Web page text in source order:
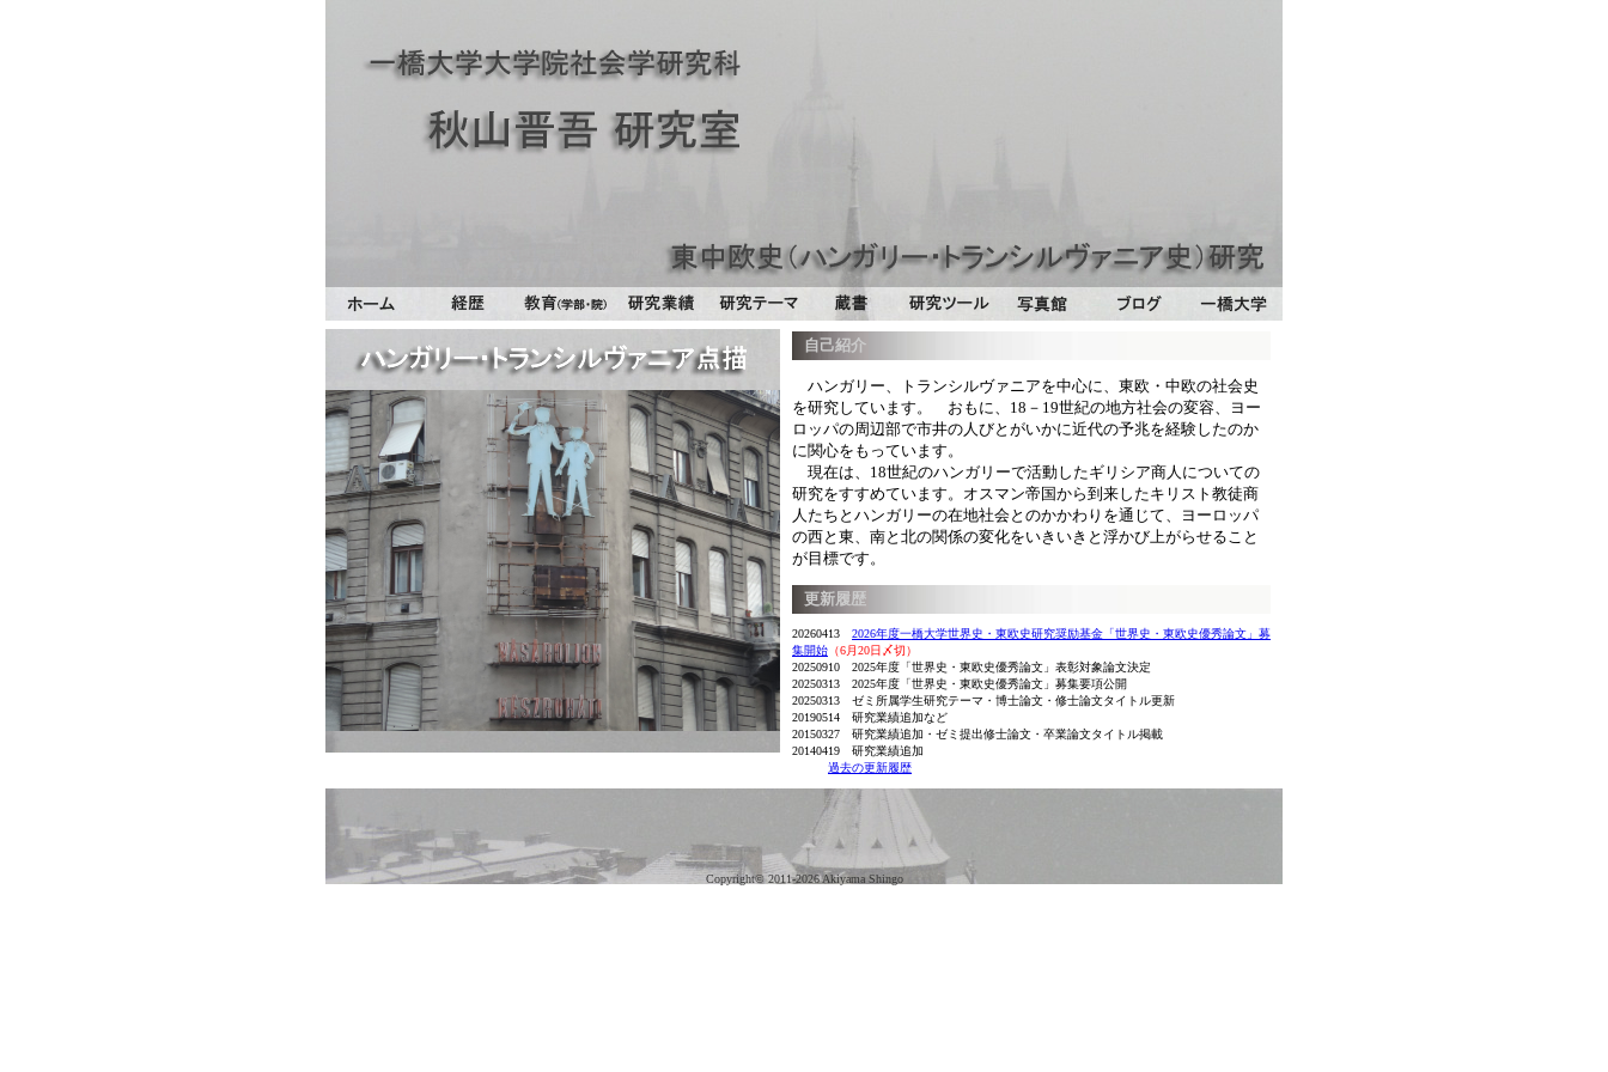
自己紹介
ハンガリー、トランシルヴァニアを中心に、東欧・中欧の社会史
を研究しています。 おもに、18－19世紀の地方社会の変容、ヨー
ロッパの周辺部で市井の人びとがいかに近代の予兆を経験したのか
に関心をもっています。
現在は、18世紀のハンガリーで活動したギリシア商人についての
研究をすすめています。オスマン帝国から到来したキリスト教徒商
人たちとハンガリーの在地社会とのかかわりを通じて、ヨーロッパ
の西と東、南と北の関係の変化をいきいきと浮かび上がらせること
が目標です。
更新履歴
20260413 2026年度一橋大学世界史・東欧史研究奨励基金「世界史・東欧史優秀論文」募
集開始 （6月20日〆切）
20250910 2025年度「世界史・東欧史優秀論文」表彰対象論文決定
20250313 2025年度「世界史・東欧史優秀論文」募集要項公開
20250313 ゼミ所属学生研究テーマ・博士論文・修士論文タイトル更新
20190514 研究業績追加など
20150327 研究業績追加・ゼミ提出修士論文・卒業論文タイトル掲載
20140419 研究業績追加
過去の更新履歴
Copyright© 2011-2026 Akiyama Shingo